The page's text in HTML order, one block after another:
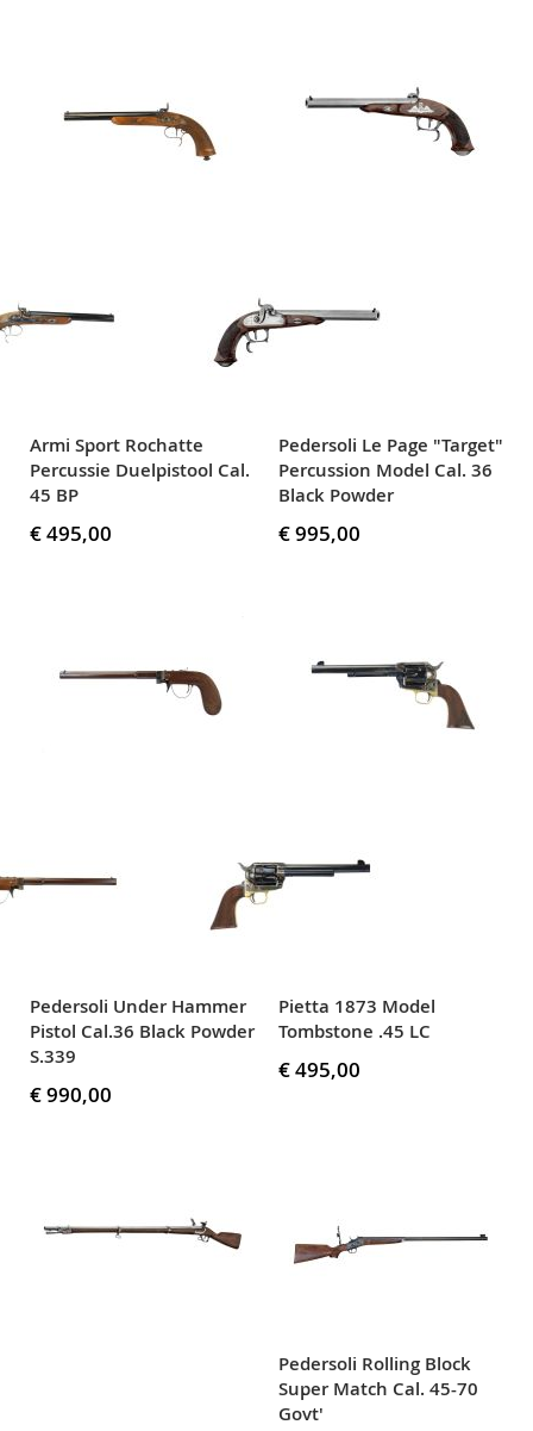
Armi Sport Rochatte
Percussie Duelpistool Cal.
45 BP
€ 495,00
Pedersoli Le Page "Target"
Percussion Model Cal. 36
Black Powder
€ 995,00
Pedersoli Under Hammer
Pistol Cal.36 Black Powder
S.339
€ 990,00
Pietta 1873 Model
Tombstone .45 LC
€ 495,00
Pedersoli Rolling Block
Super Match Cal. 45-70
Govt'